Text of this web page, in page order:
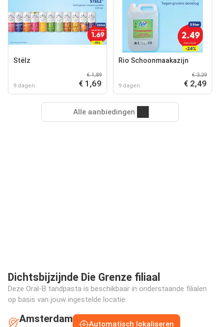
Stëlz
9 dagen
€ 1,89
€ 1,69
Rio Schoonmaakazijn
9 dagen
€ 3,29
€ 2,49
Alle aanbiedingen
Dichtsbijzijnde Die Grenze filiaal
Deze Oral-B tandpasta is beschikbaar in onderstaande filialen
op basis van jouw ingestelde locatie:
Amsterdam Automatisch lokaliseren